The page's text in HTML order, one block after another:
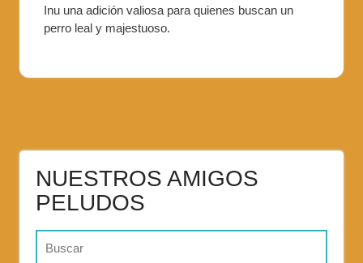
Inu una adición valiosa para quienes buscan un
perro leal y majestuoso.
NUESTROS AMIGOS
PELUDOS